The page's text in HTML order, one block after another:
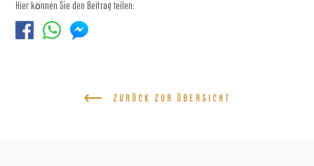
Hier können Sie den Beitrag teilen:
ZURÜCK ZUR ÜBERSICHT